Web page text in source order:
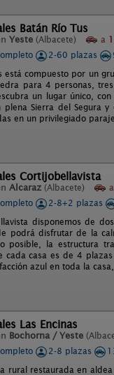
Batán Río Tus
Yeste (Albacete) a
2-60 plazas
está compuesto por un
para 4 personas,
un lugar único,
plena Sierra del Segura
en un privilegiado
Cortijobellavista
Alcaraz (Albacete) a
2-8+2 plazas
disponemos de
podrá disfrutar de la
posible, la estructura
cada casa es de 4
azul en toda la
Las Encinas
Bochorna / Yeste
2-8 plazas
rural restaurada en